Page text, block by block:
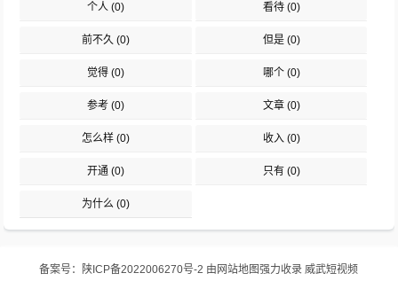
个人 (0) 看待(0)
前不久 (0) 但是(0)
觉得 (0) 哪个(0)
参考 (0) 文章(0)
怎么样 (0) 收入(0)
开通 (0) 只有(0)
为什么 (0)
备案号： 陕ICP备2022006270号-2 由 网站地图强力收录 威武短视频